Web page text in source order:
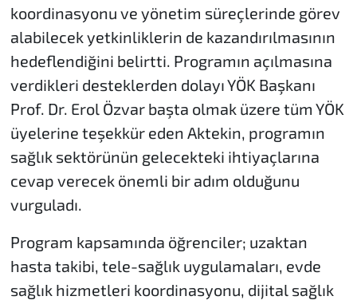
koordinasyonu ve yönetim süreçlerinde görev
alabilecek yetkinliklerin de kazandırılmasının
hedeflendiğini belirtti. Programın açılmasına
verdikleri desteklerden dolayı YÖK Başkanı
Prof. Dr. Erol Özvar başta olmak üzere tüm YÖK
üyelerine teşekkür eden Aktekin, programın
sağlık sektörünün gelecekteki ihtiyaçlarına
cevap verecek önemli bir adım olduğunu
vurguladı.
Program kapsamında öğrenciler; uzaktan
hasta takibi, tele-sağlık uygulamaları, evde
sağlık hizmetleri koordinasyonu, dijital sağlık